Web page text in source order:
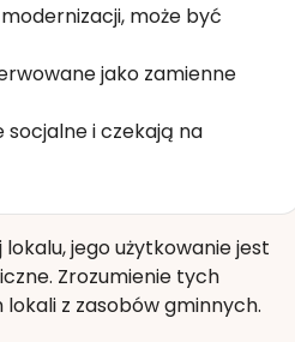
może być
jako zamienne
i czekają na
jego użytkowanie jest
Zrozumienie tych
z zasobów gminnych.